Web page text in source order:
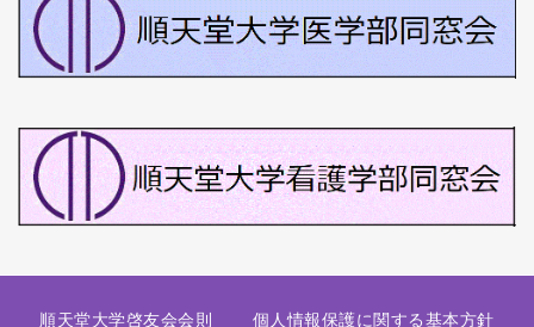
順天堂大学啓友会会則 個人情報保護に関する基本方針